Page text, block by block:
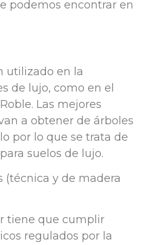
podemos encontrar en
utilizado en la
de lujo, como en el
Las mejores
a obtener de árboles
por lo que se trata de
suelos de lujo.
(técnica y de madera
tiene que cumplir
regulados por la